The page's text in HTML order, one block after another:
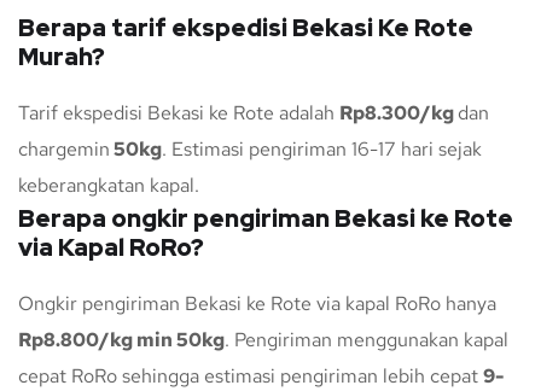
Berapa tarif ekspedisi Bekasi Ke Rote
Murah?
Tarif ekspedisi Bekasi ke Rote adalah Rp8.300/kgdan
chargemin50kg. Estimasi pengiriman 16-17 hari sejak
keberangkatan kapal.
Berapa ongkir pengiriman Bekasi ke Rote
via Kapal RoRo?
Ongkir pengiriman Bekasi ke Rote via kapal RoRo hanya
Rp8.800/kg min 50kg. Pengiriman menggunakan kapal
cepat RoRo sehingga estimasi pengiriman lebih cepat9-